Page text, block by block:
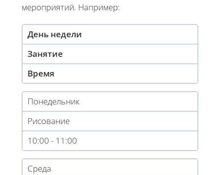
мероприятий. Например:
День недели
Занятие
Время
Понедельник
Рисование
10:00 - 11:00
Среда